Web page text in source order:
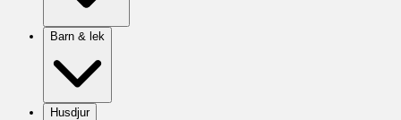
Barn & lek
Husdjur